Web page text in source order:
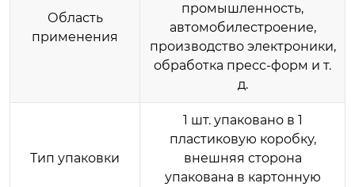
Область
применения
промышленность,
автомобилестроение,
производство электроники,
обработка пресс-форм и т.
д.
Тип упаковки
1 шт. упаковано в 1
пластиковую коробку,
внешняя сторона
упакована в картонную